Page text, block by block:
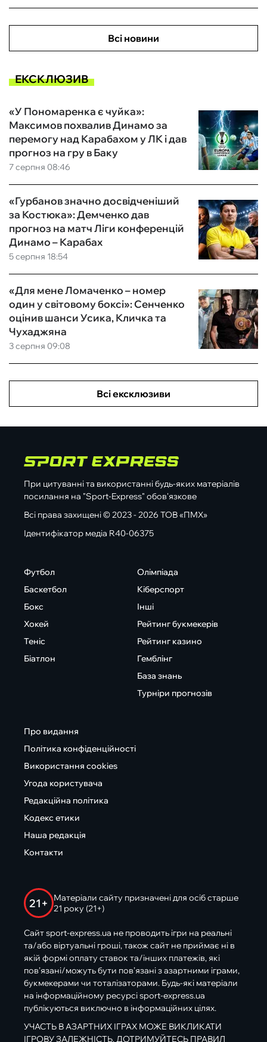
Всі новини
ЕКСКЛЮЗИВ
7 серпня 08:46
«У Пономаренка є чуйка»:
Максимов похвалив Динамо за
перемогу над Карабахом у ЛК і дав
прогноз на гру в Баку
5 серпня 18:54
«Гурбанов значно досвідченіший
за Костюка»: Демченко дав
прогноз на матч Ліги конференцій
Динамо – Карабах
3 серпня 09:08
«Для мене Ломаченко – номер
один у світовому боксі»: Сенченко
оцінив шанси Усика, Кличка та
Чухаджяна
Всі ексклюзиви
При цитуванні та використанні будь-яких матеріалів
посилання на "Sport-Express" обов'язкове
Всі права захищені © 2023 - 2026 ТОВ «ПМХ»
Ідентифікатор медіа R40-06375
Футбол
Баскетбол
Бокс
Хокей
Теніс
Біатлон
Олімпіада
Кіберспорт
Інші
Рейтинг букмекерів
Рейтинг казино
Гемблінг
База знань
Турніри прогнозів
Про видання
Політика конфіденційності
Використання cookies
Угода користувача
Редакційна політика
Кодекс етики
Наша редакція
Контакти
21+
Матеріали сайту призначені для осіб старше
21 року (21+)
Сайт sport-express.ua не проводить ігри на реальні
та/або віртуальні гроші, також сайт не приймає ні в
якій формі оплату ставок та/інших платежів, які
пов’язані/можуть бути пов’язані з азартними іграми,
букмекерами чи тоталізаторами. Будь-які матеріали
на інформаційному ресурсі sport-express.ua
публікуються виключно в інформаційних цілях.
УЧАСТЬ В АЗАРТНИХ ІГРАХ МОЖЕ ВИКЛИКАТИ
ІГРОВУ ЗАЛЕЖНІСТЬ. ДОТРИМУЙТЕСЬ ПРАВИЛ